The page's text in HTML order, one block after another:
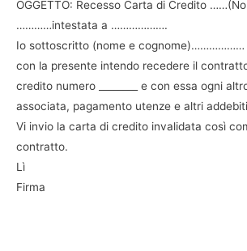
OGGETTO: Recesso Carta di Credito
…………intestata a ……………….
Io sottoscritto (nome e cognome)………………
con la presente intendo recedere il
credito numero ________ e con essa ogni
associata, pagamento utenze e altri
Vi invio la carta di credito invalidata così
contratto.
Lì
Firma